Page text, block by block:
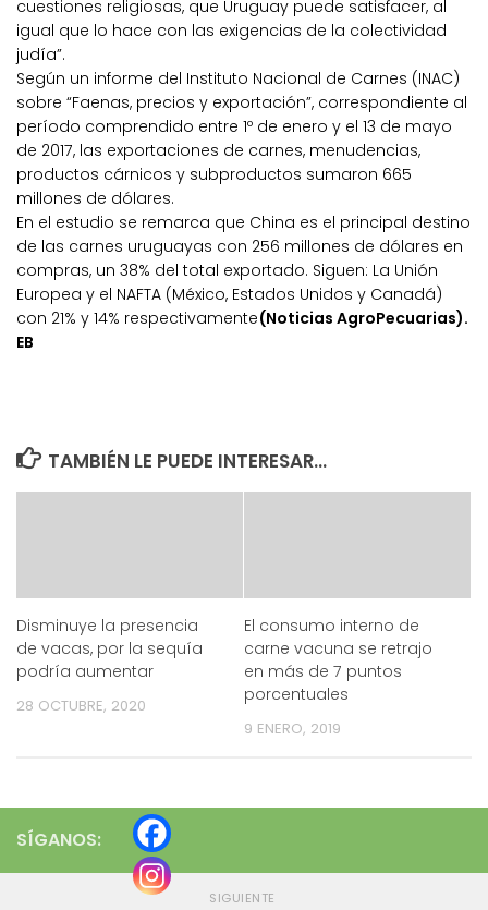
cuestiones religiosas, que Uruguay puede satisfacer, al
igual que lo hace con las exigencias de la colectividad
judía”.
Según un informe del Instituto Nacional de Carnes (INAC)
sobre “Faenas, precios y exportación”, correspondiente al
período comprendido entre 1º de enero y el 13 de mayo
de 2017, las exportaciones de carnes, menudencias,
productos cárnicos y subproductos sumaron 665
millones de dólares.
En el estudio se remarca que China es el principal destino
de las carnes uruguayas con 256 millones de dólares en
compras, un 38% del total exportado. Siguen: La Unión
Europea y el NAFTA (México, Estados Unidos y Canadá)
con 21% y 14% respectivamente(Noticias AgroPecuarias).
EB
TAMBIÉN LE PUEDE INTERESAR...
Disminuye la presencia
de vacas, por la sequía
podría aumentar
28 OCTUBRE, 2020
El consumo interno de
carne vacuna se retrajo
en más de 7 puntos
porcentuales
9 ENERO, 2019
SÍGANOS:
SIGUIENTE